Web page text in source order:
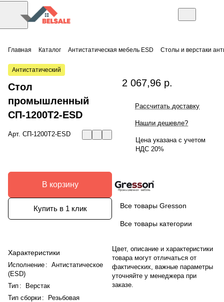
Главная Каталог Антистатическая мебель ESD Столы и верстаки
Антистатический
Стол
промышленный
СП-1200Т2-ESD
Арт. СП-1200Т2-ESD
В корзину
Купить в 1 клик
Характеристики
Исполнение : Антистатическое
(ESD)
Тип :
Верстак
Тип сборки:
Резьбовая
2 067,96 р.
Рассчитать доставку
Нашли дешевле?
Цена указана с учетом
НДС 20%
Все товары Gresson
Все товары категории
Цвет, описание и характеристики
товара могут отличаться от
фактических, важные параметры
уточняйте у менеджера при
заказе.